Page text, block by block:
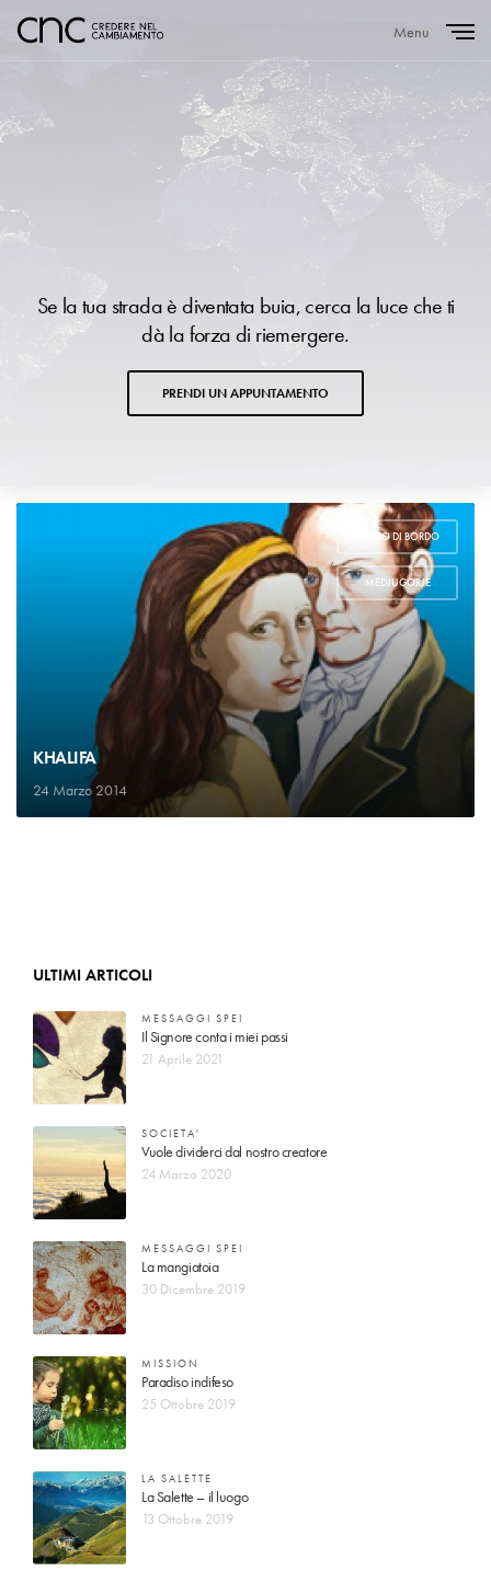
Menu
Se la tua strada è diventata buia, cerca la luce che ti
dà la forza di riemergere.
PRENDI UN APPUNTAMENTO
DIARIO DI BORDO
,
MEDJUGORJE
KHALIFA
24 Marzo 2014
ULTIMI ARTICOLI
MESSAGGI SPEI
Il Signore conta i miei passi
21 Aprile 2021
SOCIETA'
Vuole dividerci dal nostro creatore
24 Marzo 2020
MESSAGGI SPEI
La mangiatoia
30 Dicembre 2019
MISSION
Paradiso indifeso
25 Ottobre 2019
LA SALETTE
La Salette – il luogo
13 Ottobre 2019